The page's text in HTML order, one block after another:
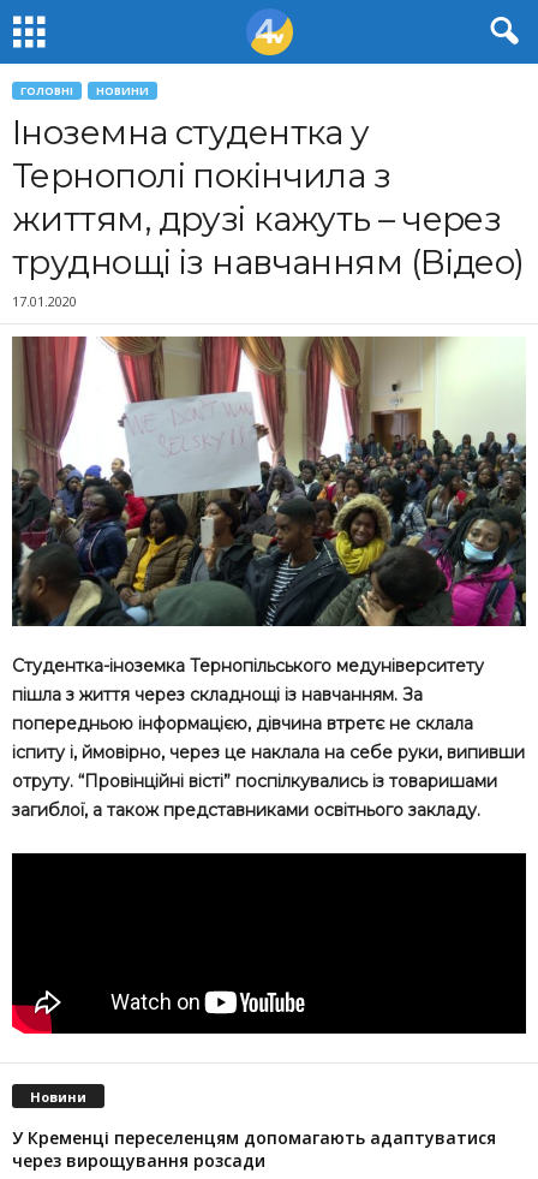
ГОЛОВНІ НОВИНИ
Іноземна студентка у
Тернополі покінчила з
життям, друзі кажуть – через
труднощі із навчанням (Відео)
17.01.2020
Студентка-іноземка Тернопільського медуніверситету
пішла з життя через складнощі із навчанням. За
попередньою інформацією, дівчина втретє не склала
іспиту і, ймовірно, через це наклала на себе руки, випивши
отруту. “Провінційні вісті” поспілкувались із товаришами
загиблої, а також представниками освітнього закладу.
Новини
У Кременці переселенцям допомагають адаптуватися
через вирощування розсади